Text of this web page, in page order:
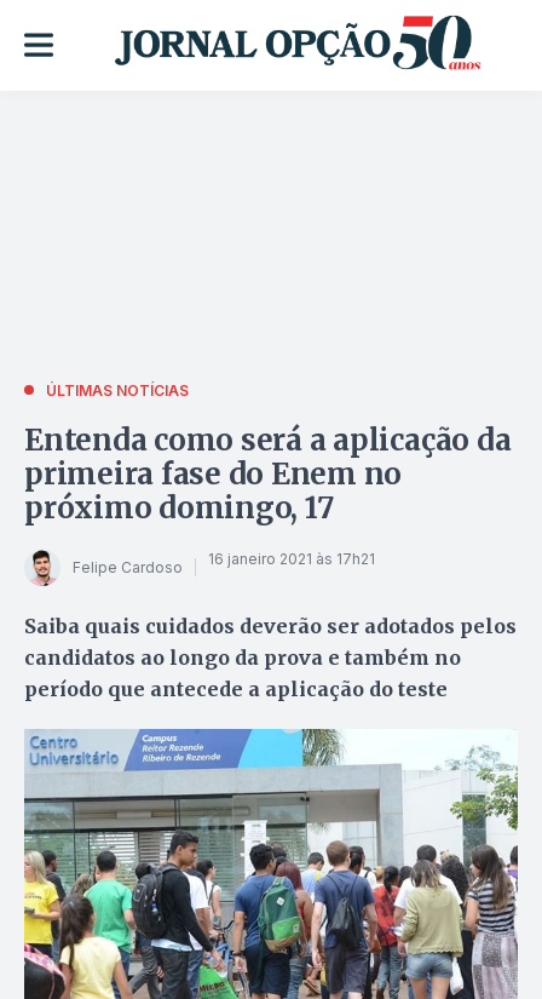
ÚLTIMAS NOTÍCIAS
Entenda como será a aplicação da
primeira fase do Enem no
próximo domingo, 17
Felipe Cardoso 16 janeiro 2021 às 17h21
Saiba quais cuidados deverão ser adotados pelos
candidatos ao longo da prova e também no
período que antecede a aplicação do teste